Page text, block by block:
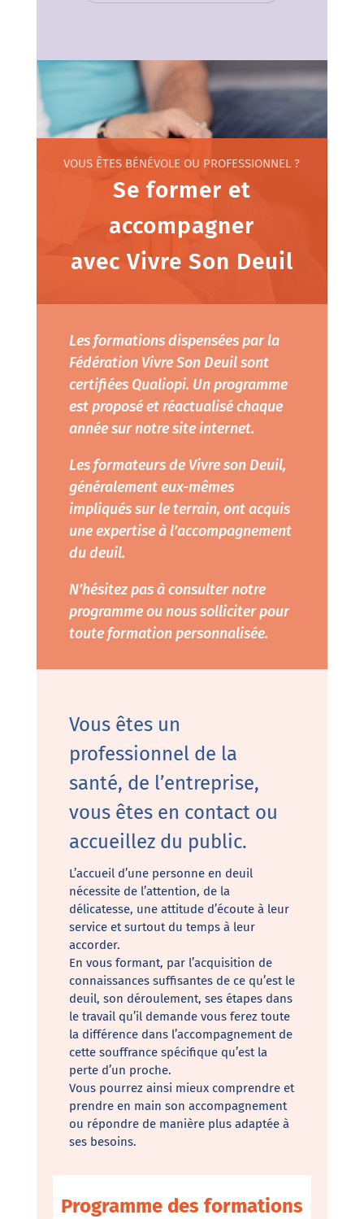
VOUS ÊTES BÉNÉVOLE OU PROFESSIONNEL ?
Se former et
accompagner
avec Vivre Son Deuil
Les formations dispensées par la
Fédération Vivre Son Deuil sont
certifiées Qualiopi. Un programme
est proposé et réactualisé chaque
année sur notre site internet.
Les formateurs de Vivre son Deuil,
généralement eux-mêmes
impliqués sur le terrain, ont acquis
une expertise à l’accompagnement
du deuil.
N’hésitez pas à consulter notre
programme ou nous solliciter pour
toute formation personnalisée.
Vous êtes un
professionnel de la
santé, de l’entreprise,
vous êtes en contact ou
accueillez du public.
L’accueil d’une personne en deuil
nécessite de l’attention, de la
délicatesse, une attitude d’écoute à leur
service et surtout du temps à leur
accorder.
En vous formant, par l’acquisition de
connaissances suffisantes de ce qu’est le
deuil, son déroulement, ses étapes dans
le travail qu’il demande vous ferez toute
la différence dans l’accompagnement de
cette souffrance spécifique qu’est la
perte d’un proche.
Vous pourrez ainsi mieux comprendre et
prendre en main son accompagnement
ou répondre de manière plus adaptée à
ses besoins.
Programme des formations